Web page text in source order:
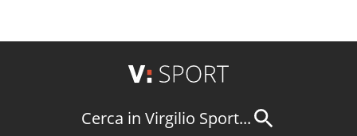
Cerca in Virgilio Sport...